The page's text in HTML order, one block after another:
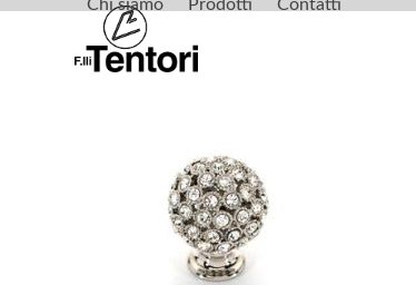
Skip
Chi siamo Prodotti Contatti